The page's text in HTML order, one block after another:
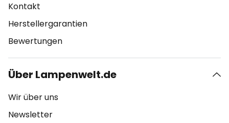
Kontakt
Herstellergarantien
Bewertungen
Über Lampenwelt.de
Wir über uns
Newsletter